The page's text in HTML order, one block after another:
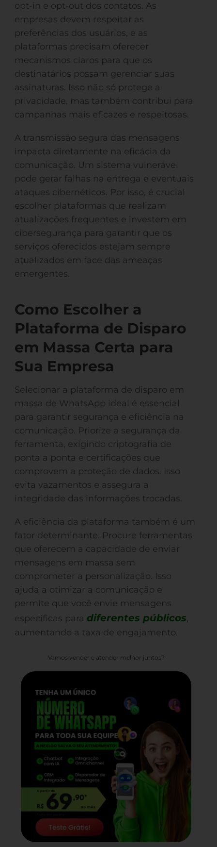
opt-in e opt-out dos contatos. As
empresas devem respeitar as
preferências dos usuários, e as
plataformas precisam oferecer
mecanismos claros para que os
destinatários possam gerenciar suas
assinaturas. Isso não só protege a
privacidade, mas também contribui para
campanhas mais eficazes e respeitosas.
A transmissão segura das mensagens
impacta diretamente na eficácia da
comunicação. Um sistema vulnerável
pode gerar falhas na entrega e eventuais
ataques cibernéticos. Por isso, é crucial
escolher plataformas que realizam
atualizações frequentes e investem em
cibersegurança para garantir que os
serviços oferecidos estejam sempre
atualizados em face das ameaças
emergentes.
Como Escolher a
Plataforma de Disparo
em Massa Certa para
Sua Empresa
Selecionar a plataforma de disparo em
massa de WhatsApp ideal é essencial
para garantir segurança e eficiência na
comunicação. Priorize a segurança da
ferramenta, exigindo criptografia de
ponta a ponta e certificações que
comprovem a proteção de dados. Isso
evita vazamentos e assegura a
integridade das informações trocadas.
A eficiência da plataforma também é um
fator determinante. Procure ferramentas
que oferecem a capacidade de enviar
mensagens em massa sem
comprometer a personalização. Isso
ajuda a otimizar a comunicação e
permite que você envie mensagens
específicas para diferentes públicos,
aumentando a taxa de engajamento.
Vamos vender e atender melhor juntos?